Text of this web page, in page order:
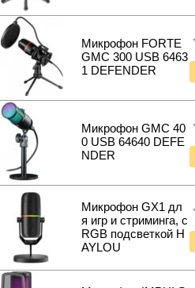
Микрофон FORTE
GMC 300 USB 6463
1 DEFENDER
Микрофон GMC 40
0 USB 64640 DEFE
NDER
Микрофон GX1 дл
я игр и стриминга, с
RGB подсветкой H
AYLOU